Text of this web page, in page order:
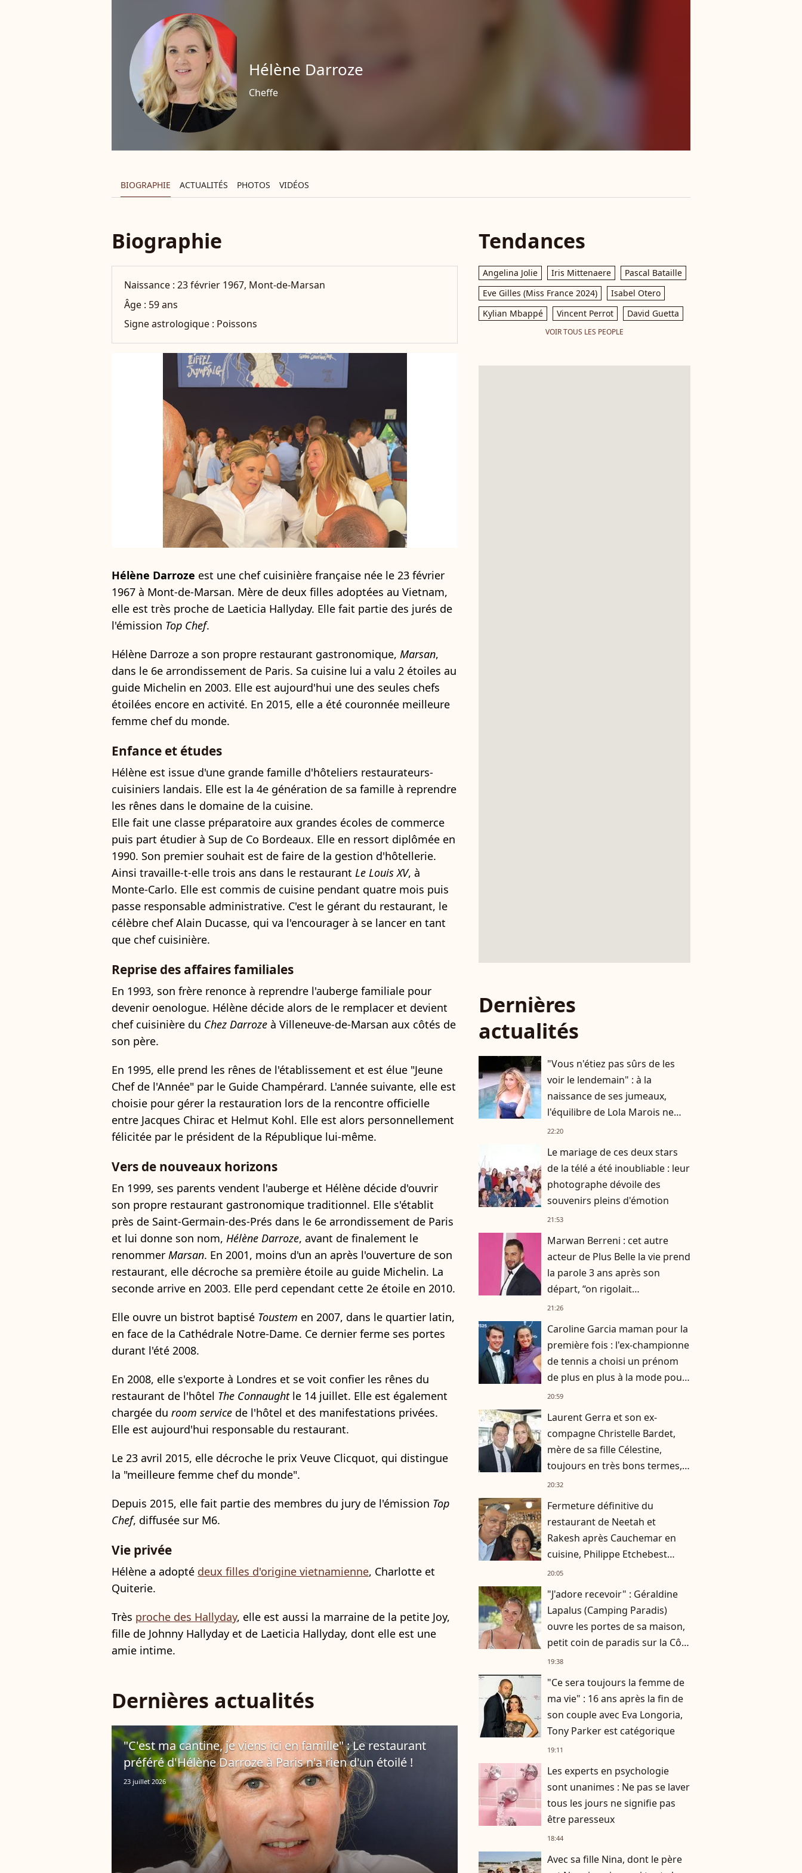
Hélène Darroze
Cheffe
BIOGRAPHIE ACTUALITÉS PHOTOS VIDÉOS
Biographie
Naissance :23 février 1967, Mont-de-Marsan
Âge : 59 ans
Signe astrologique : Poissons
Hélène Darroze est une chef cuisinière française née le 23 février
1967 à Mont-de-Marsan. Mère de deux filles adoptées au Vietnam,
elle est très proche de Laeticia Hallyday. Elle fait partie des jurés de
l'émission Top Chef.
Hélène Darroze a son propre restaurant gastronomique, Marsan,
dans le 6e arrondissement de Paris. Sa cuisine lui a valu 2 étoiles au
guide Michelin en 2003. Elle est aujourd'hui une des seules chefs
étoilées encore en activité. En 2015, elle a été couronnée meilleure
femme chef du monde.
Enfance et études
Hélène est issue d'une grande famille d'hôteliers restaurateurs-
cuisiniers landais. Elle est la 4e génération de sa famille à reprendre
les rênes dans le domaine de la cuisine.
Elle fait une classe préparatoire aux grandes écoles de commerce
puis part étudier à Sup de Co Bordeaux. Elle en ressort diplômée en
1990. Son premier souhait est de faire de la gestion d'hôtellerie.
Ainsi travaille-t-elle trois ans dans le restaurant Le Louis XV, à
Monte-Carlo. Elle est commis de cuisine pendant quatre mois puis
passe responsable administrative. C'est le gérant du restaurant, le
célèbre chef Alain Ducasse, qui va l'encourager à se lancer en tant
que chef cuisinière.
Reprise des affaires familiales
En 1993, son frère renonce à reprendre l'auberge familiale pour
devenir oenologue. Hélène décide alors de le remplacer et devient
chef cuisinière du Chez Darroze à Villeneuve-de-Marsan aux côtés de
son père.
En 1995, elle prend les rênes de l'établissement et est élue "Jeune
Chef de l'Année" par le Guide Champérard. L'année suivante, elle est
choisie pour gérer la restauration lors de la rencontre officielle
entre Jacques Chirac et Helmut Kohl. Elle est alors personnellement
félicitée par le président de la République lui-même.
Vers de nouveaux horizons
En 1999, ses parents vendent l'auberge et Hélène décide d'ouvrir
son propre restaurant gastronomique traditionnel. Elle s'établit
près de Saint-Germain-des-Prés dans le 6e arrondissement de Paris
et lui donne son nom, Hélène Darroze, avant de finalement le
renommer Marsan. En 2001, moins d'un an après l'ouverture de son
restaurant, elle décroche sa première étoile au guide Michelin. La
seconde arrive en 2003. Elle perd cependant cette 2e étoile en 2010.
Elle ouvre un bistrot baptisé Toustem en 2007, dans le quartier latin,
en face de la Cathédrale Notre-Dame. Ce dernier ferme ses portes
durant l'été 2008.
En 2008, elle s'exporte à Londres et se voit confier les rênes du
restaurant de l'hôtel The Connaughtle 14 juillet. Elle est également
chargée du room service de l'hôtel et des manifestations privées.
Elle est aujourd'hui responsable du restaurant.
Le 23 avril 2015, elle décroche le prix Veuve Clicquot, qui distingue
la "meilleure femme chef du monde".
Depuis 2015, elle fait partie des membres du jury de l'émission Top
Chef, diffusée sur M6.
Vie privée
Hélène a adopté deux filles d'origine vietnamienne, Charlotte et
Quiterie.
Très proche des Hallyday, elle est aussi la marraine de la petite Joy,
fille de Johnny Hallyday et de Laeticia Hallyday, dont elle est une
amie intime.
Dernières actualités
"C'est ma cantine, je viens ici en famille" : Le restaurant
préféré d'Hélène Darroze à Paris n'a rien d'un étoilé !
23 juillet 2026
Tendances
Angelina Jolie Iris Mittenaere
Pascal Bataille
Eve Gilles (Miss France 2024)
Isabel Otero
Kylian Mbappé
Vincent Perrot David Guetta
VOIR TOUS LES PEOPLE
Dernières
actualités
"Vous n'étiez pas sûrs de les
voir le lendemain" : à la
naissance de ses jumeaux,
l'équilibre de Lola Marois ne
tenait qu'à un fil
22:20
Le mariage de ces deux stars
de la télé a été inoubliable : leur
photographe dévoile des
souvenirs pleins d'émotion
21:53
Marwan Berreni : cet autre
acteur de Plus Belle la vie prend
la parole 3 ans après son
départ, “on rigolait
énormément, on se prenait la
21:26
Caroline Garcia maman pour la
première fois : l'ex-championne
de tennis a choisi un prénom
de plus en plus à la mode pour
son fils
20:59
Laurent Gerra et son ex-
compagne Christelle Bardet,
mère de sa fille Célestine,
toujours en très bons termes,
la preuve en images
20:32
Fermeture définitive du
restaurant de Neetah et
Rakesh après Cauchemar en
cuisine, Philippe Etchebest
pensait les avoir sauvés
20:05
"J'adore recevoir" : Géraldine
Lapalus (Camping Paradis)
ouvre les portes de sa maison,
petit coin de paradis sur la Côte
bleue
19:38
"Ce sera toujours la femme de
ma vie" : 16 ans après la fin de
son couple avec Eva Longoria,
Tony Parker est catégorique
19:11
Les experts en psychologie
sont unanimes : Ne pas se laver
tous les jours ne signifie pas
être paresseux
18:44
Avec sa fille Nina, dont le père